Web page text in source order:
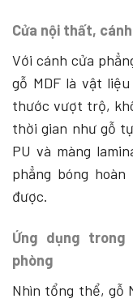
Cửa nội thất,
Với cánh cửa
gỗ MDF là vật
thước vượt trộ,
thời gian như gỗ
PU và màng
phẳng bóng
được.
Ứng dụng
phòng
Nhìn tổng thể, gỗ